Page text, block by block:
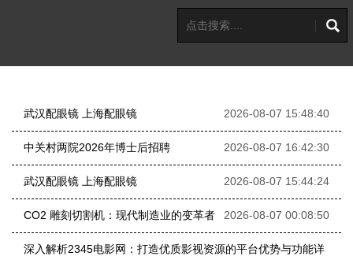
武汉配眼镜 上海配眼镜 2026-08-07 15:48:40
中关村两院2026年博士后招聘 2026-08-07 16:42:30
武汉配眼镜 上海配眼镜 2026-08-07 15:44:24
CO2 雕刻切割机：现代制造业的变革者 2026-08-07 00:08:50
深入解析2345电影网：打造优质影视资源的平台优势与功能详